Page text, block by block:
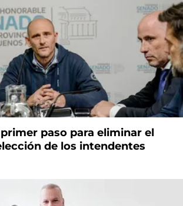
paso para eliminar el
de los intendentes